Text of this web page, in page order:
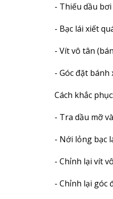
- Thiếu dầu
- Bạc lái xiết
- Vít vô tân
- Góc đặt
Cách khắc phục:
- Tra dầu mỡ
- Nới lỏng bạc
- Chỉnh lại vít
- Chỉnh lại góc